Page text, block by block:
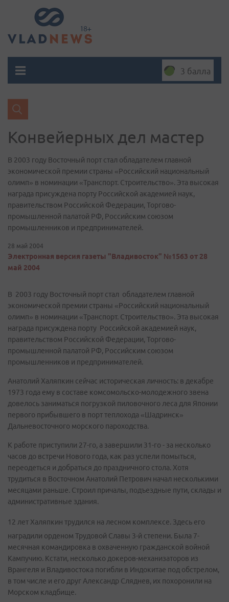
3 балла
Конвейерных дел мастер
В 2003 году Восточный порт стал обладателем главной
экономической премии страны «Российский национальный
олимп» в номинации «Транспорт. Строительство». Эта высокая
награда присуждена порту Российской академией наук,
правительством Российской Федерации, Торгово-
промышленной палатой РФ, Российским союзом
промышленников и предпринимателей.
28 май 2004
Электронная версия газеты "Владивосток" №1563 от 28
май 2004
В 2003 году Восточный порт стал обладателем главной
экономической премии страны «Российский национальный
олимп» в номинации «Транспорт. Строительство». Эта высокая
награда присуждена порту Российской академией наук,
правительством Российской Федерации, Торгово-
промышленной палатой РФ, Российским союзом
промышленников и предпринимателей.
Анатолий Халяпкин сейчас историческая личность: в декабре
1973 года ему в составе комсомольско-молодежного звена
довелось заниматься погрузкой пиловочного леса для Японии
первого прибывшего в порт теплохода «Шадринск»
Дальневосточного морского пароходства.
К работе приступили 27-го, а завершили 31-го - за несколько
часов до встречи Нового года, как раз успели помыться,
переодеться и добраться до праздничного стола. Хотя
трудиться в Восточном Анатолий Петрович начал несколькими
месяцами раньше. Строил причалы, подъездные пути, склады и
административные здания.
12 лет Халяпкин трудился на лесном комплексе. Здесь его
наградили орденом Трудовой Славы 3-й степени. Была 7-
месячная командировка в охваченную гражданской войной
Кампучию. Кстати, несколько докеров-механизаторов из
Врангеля и Владивостока погибли в Индокитае под обстрелом,
в том числе и его друг Александр Сляднев, их похоронили на
Морском кладбище.